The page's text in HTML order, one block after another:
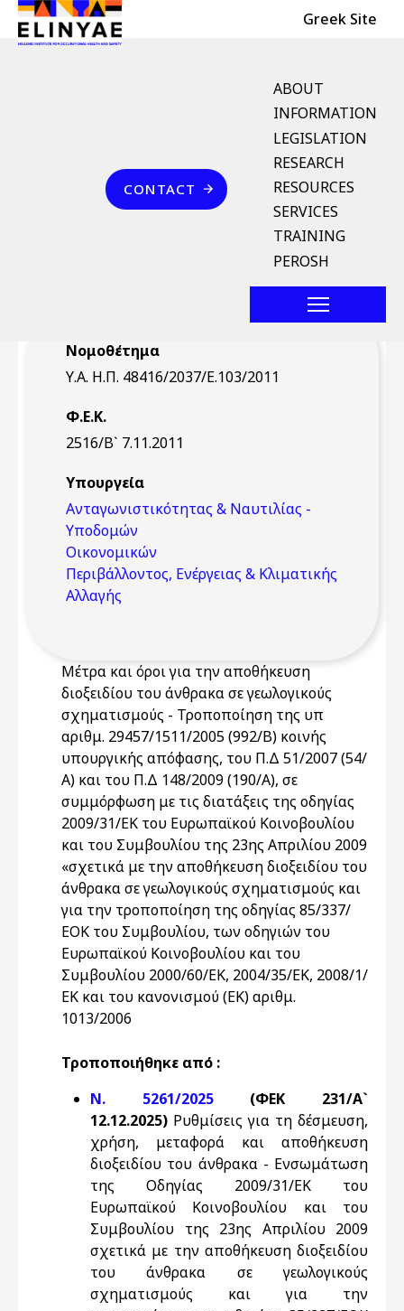
Skip to main content
Header Top Greek Site
English Menu
ABOUT
INFORMATION
LEGISLATION
RESEARCH
RESOURCES
SERVICES
TRAINING
PEROSH
Επικοινωνία
CONTACT
Breadcrumb
Υ.Α. Η.Π. 48416/2037/
Ε.103/2011 (ΦΕΚ 2516/Β`
Νομοθέτημα
Υ.Α. Η.Π. 48416/2037/Ε.103/2011
Φ.Ε.Κ.
2516/Β` 7.11.2011
Υπουργεία
Ανταγωνιστικότητας & Ναυτιλίας -
Υποδομών
Οικονομικών
Περιβάλλοντος, Ενέργειας & Κλιματικής
Αλλαγής
Μέτρα και όροι για την αποθήκευση
διοξειδίου του άνθρακα σε γεωλογικούς
σχηματισμούς - Τροποποίηση της υπ
αριθμ. 29457/1511/2005 (992/Β) κοινής
υπουργικής απόφασης, του Π.Δ 51/2007 (54/
Α) και του Π.Δ 148/2009 (190/Α), σε
συμμόρφωση με τις διατάξεις της οδηγίας
2009/31/ΕΚ του Ευρωπαϊκού Κοινοβουλίου
και του Συμβουλίου της 23ης Απριλίου 2009
«σχετικά με την αποθήκευση διοξειδίου του
άνθρακα σε γεωλογικούς σχηματισμούς και
για την τροποποίηση της οδηγίας 85/337/
ΕΟΚ του Συμβουλίου, των οδηγιών του
Ευρωπαϊκού Κοινοβουλίου και του
Συμβουλίου 2000/60/ΕΚ, 2004/35/ΕΚ, 2008/1/
ΕΚ και του κανονισμού (ΕΚ) αριθμ.
1013/2006
Τροποποιήθηκε από :
Ν. 5261/2025(ΦΕΚ 231/Α`
12.12.2025) Ρυθμίσεις για τη δέσμευση,
χρήση, μεταφορά και αποθήκευση
διοξειδίου του άνθρακα - Ενσωμάτωση
της Οδηγίας 2009/31/ΕΚ του
Ευρωπαϊκού Κοινοβουλίου και του
Συμβουλίου της 23ης Απριλίου 2009
σχετικά με την αποθήκευση διοξειδίου
του άνθρακα σε γεωλογικούς
σχηματισμούς και για την